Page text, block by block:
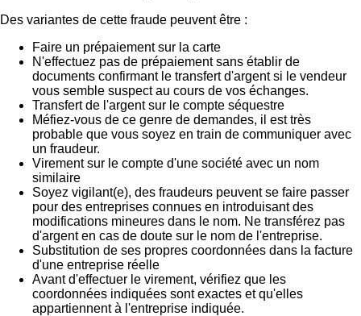
Des variantes de cette fraude peuvent être :
Faire un prépaiement sur la carte
N'effectuez pas de prépaiement sans établir de
documents confirmant le transfert d'argent si le vendeur
vous semble suspect au cours de vos échanges.
Transfert de l'argent sur le compte séquestre
Méfiez-vous de ce genre de demandes, il est très
probable que vous soyez en train de communiquer avec
un fraudeur.
Virement sur le compte d'une société avec un nom
similaire
Soyez vigilant(e), des fraudeurs peuvent se faire passer
pour des entreprises connues en introduisant des
modifications mineures dans le nom. Ne transférez pas
d'argent en cas de doute sur le nom de l'entreprise.
Substitution de ses propres coordonnées dans la facture
d'une entreprise réelle
Avant d'effectuer le virement, vérifiez que les
coordonnées indiquées sont exactes et qu'elles
appartiennent à l'entreprise indiquée.